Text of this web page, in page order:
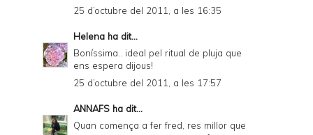
25 d’octubre del 2011, a les 16:35
Helena ha dit...
Boníssima.. ideal pel ritual de pluja que
ens espera dijous!
25 d’octubre del 2011, a les 17:57
ANNAFS ha dit...
Quan comença a fer fred, res millor que